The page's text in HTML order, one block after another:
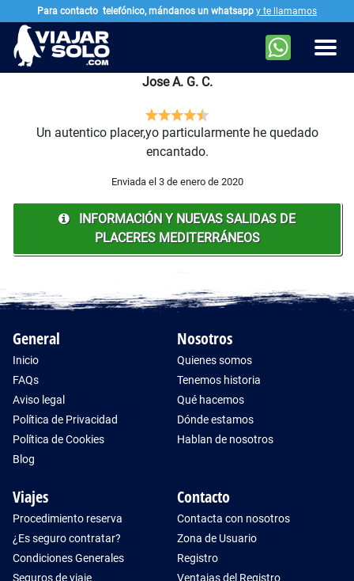
Ir al contenido principal
Jose A. G. C.
Un autentico placer,yo particularmente he quedado
encantado.
Enviada el 3 de enero de 2020
INFORMACIÓN Y NUEVAS SALIDAS DE
PLACERES MEDITERRÁNEOS
General
Inicio
FAQs
Aviso legal
Política de Privacidad
Política de Cookies
Blog
Nosotros
Quienes somos
Tenemos historia
Qué hacemos
Dónde estamos
Hablan de nosotros
Viajes
Procedimiento reserva
¿Es seguro contratar?
Condiciones Generales
Seguros de viaje
Contacto
Contacta con nosotros
Zona de Usuario
Registro
Ventajas del Registro
Para contacto telefónico, mándanos un whatsapp y te llamamos